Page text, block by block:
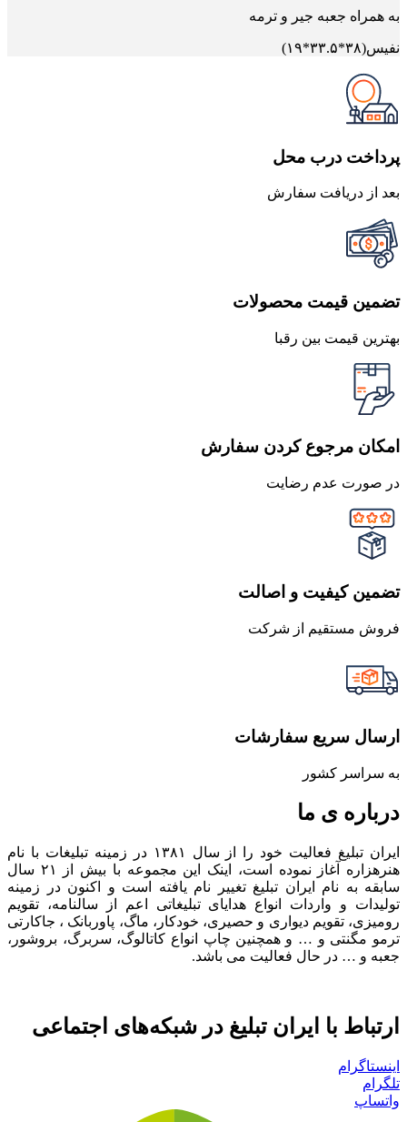
به همراه جعبه جیر و ترمه
نفیس(۳۸*۳۳.۵*۱۹)
پرداخت درب محل
بعد از دریافت سفارش
تضمین قیمت محصولات
بهترین قیمت بین رقبا
امکان مرجوع کردن سفارش
در صورت عدم رضایت
تضمین کیفیت و اصالت
فروش مستقیم از شرکت
ارسال سریع سفارشات
به سراسر کشور
درباره ی ما
ایران تبلیغ فعالیت خود را از سال ۱۳۸۱ در زمینه تبلیغات با نام
هنرهزاره آغاز نموده است، اینک این مجموعه با بیش از ۲۱ سال
سابقه به نام ایران تبلیغ تغییر نام یافته است و اکنون در زمینه
تولیدات و واردات انواع هدایای تبلیغاتی اعم از سالنامه، تقویم
رومیزی، تقویم دیواری و حصیری، خودکار، ماگ، پاوربانک ، جاکارتی
ترمو مگنتی و … و همچنین چاپ انواع کاتالوگ، سربرگ، بروشور،
جعبه و … در حال فعالیت می باشد.
ارتباط با ایران تبلیغ در شبکه‌های اجتماعی
اینستاگرام
تلگرام
واتساپ